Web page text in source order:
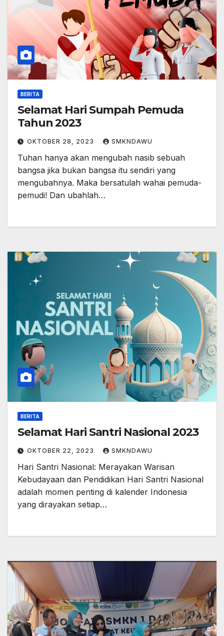
BERITA
Selamat Hari Sumpah Pemuda
Tahun 2023
OKTOBER 28, 2023 SMKNDAWU
Tuhan hanya akan mengubah nasib sebuah
bangsa jika bukan bangsa itu sendiri yang
mengubahnya. Maka bersatulah wahai pemuda-
pemudi! Dan ubahlah…
BERITA
Selamat Hari Santri Nasional 2023
OKTOBER 22, 2023 SMKNDAWU
Hari Santri Nasional: Merayakan Warisan
Kebudayaan dan Pendidikan Hari Santri Nasional
adalah momen penting di kalender Indonesia
yang dirayakan setiap…